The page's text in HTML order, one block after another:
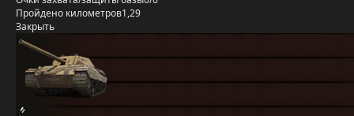
Пройдено километров1,29
Закрыть